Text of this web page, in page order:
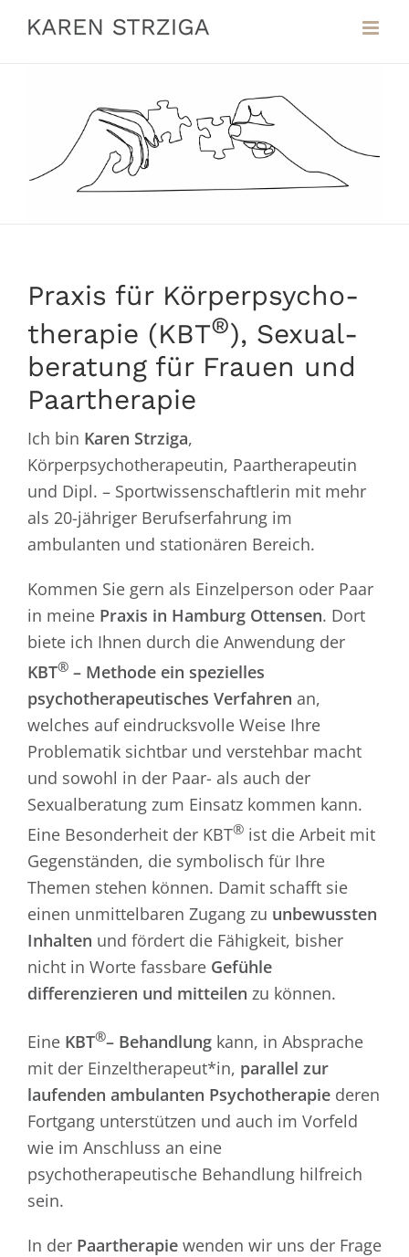
Inhalt
Praxis für Körper­psycho­
therapie (KBT®), Sexual­
beratung für Frauen und
Paar­therapie
Ich bin Karen Strziga,
Körperpsychotherapeutin, Paartherapeutin
und Dipl. – Sportwissenschaftlerin mit mehr
als 20-jähriger Berufserfahrung im
ambulanten und stationären Bereich.
Kommen Sie gern als Einzelperson oder Paar
in meine Praxis in Hamburg Ottensen. Dort
biete ich Ihnen durch die Anwendung der
KBT®– Methode ein spezielles
psychotherapeutisches Verfahren an,
welches auf eindrucksvolle Weise Ihre
Problematik sichtbar und verstehbar macht
und sowohl in der Paar- als auch der
Sexualberatung zum Einsatz kommen kann.
Eine Besonderheit der KBT®ist die Arbeit mit
Gegenständen, die symbolisch für Ihre
Themen stehen können. Damit schafft sie
einen unmittelbaren Zugang zu unbewussten
Inhalten und fördert die Fähigkeit, bisher
nicht in Worte fassbare Gefühle
differenzieren und mitteilen zu können.
Eine KBT®– Behandlungkann, in Absprache
mit der Einzeltherapeut*in, parallel zur
laufenden ambulanten Psychotherapiederen
Fortgang unterstützen und auch im Vorfeld
wie im Anschluss an eine
psychotherapeutische Behandlung hilfreich
sein.
In der Paartherapiewenden wir uns der Frage